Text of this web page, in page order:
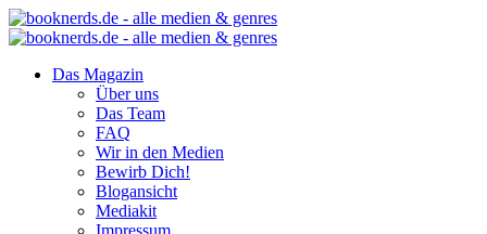
Das Magazin
Über uns
Das Team
FAQ
Wir in den Medien
Bewirb Dich!
Blogansicht
Mediakit
Impressum